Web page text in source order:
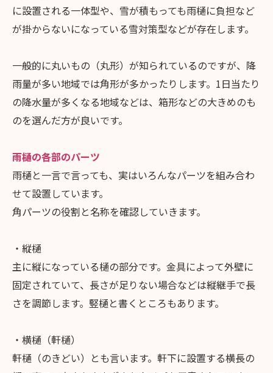
に設置される一体型や、雪が積もっても雨樋に負担など
が掛からないになっている雪対策型などが存在します。
一般的に丸いもの（丸形）が知られているのですが、降
雨量が多い地域では角形が多かったりします。1日当たり
の降水量が多くなる地域などは、箱形などの大きめのも
のを選んだ方が良いです。
雨樋の各部のパーツ
雨樋と一言で言っても、実はいろんなパーツを組み合わ
せて設置しています。
角パーツの役割と名称を確認していきます。
・縦樋
主に縦になっている樋の部分です。金具によって外壁に
固定されていて、長さが足りない場合などは縦継手で長
さを調節します。竪樋と書くところもあります。
・横樋（軒樋）
軒樋（のきどい）とも言います。軒下に設置する横長の